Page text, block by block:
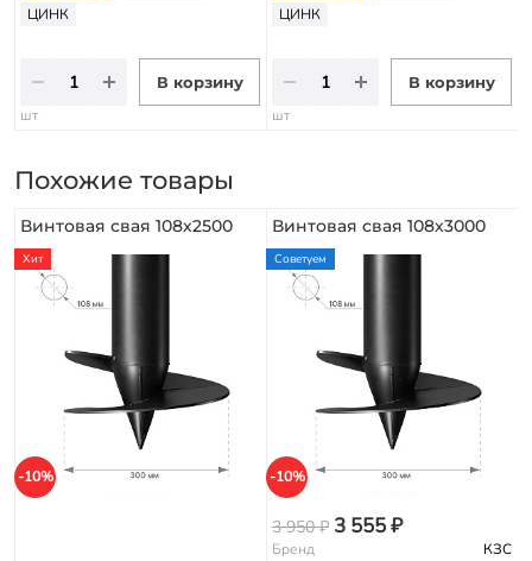
ЦИНК
В корзину
шт
ЦИНК
В корзину
шт
Похожие товары
Винтовая свая 108х2500
-10%
Хит
Винтовая свая 108х3000
-10%
Советуем
3 950 ₽ 3 555 ₽
Бренд КЗС